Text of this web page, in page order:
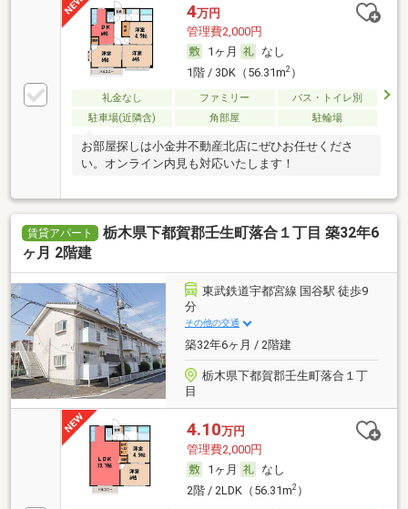
4万円
管理費2,000円
1ヶ月
なし
1階 / 3DK（56.31m2）
礼金なし ファミリー
バス・トイレ別
駐車場(近隣含)
角部屋 駐輪場
お部屋探しは小金井不動産北店にぜひお任せくださ
い。オンライン内見も対応いたします！
賃貸アパート
栃木県下都賀郡壬生町落合１丁目 築32年6
ヶ月 2階建
東武鉄道宇都宮線 国谷駅 徒歩9
分
その他の交通
築32年6ヶ月 / 2階建
栃木県下都賀郡壬生町落合１丁
目
4.10万円
管理費2,000円
1ヶ月
なし
2階 / 2LDK（56.31m2）